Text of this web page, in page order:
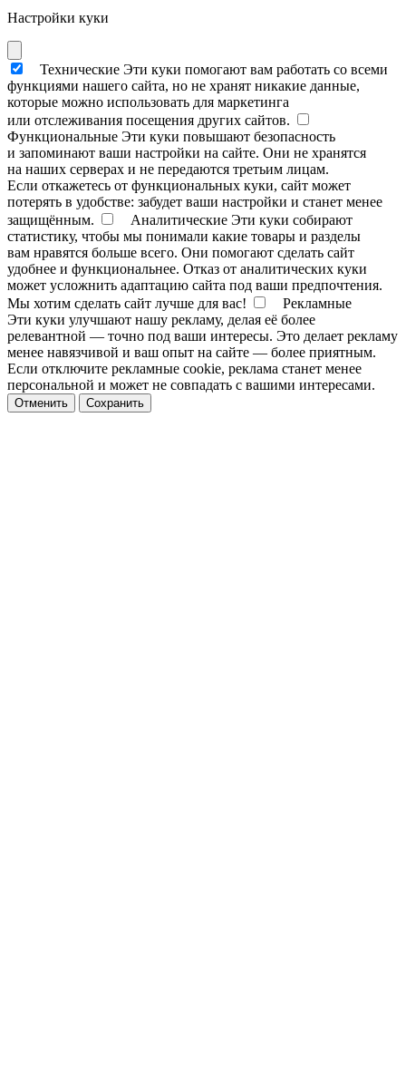
Настройки куки
Технические Эти куки помогают вам работать со всеми
функциями нашего сайта, но не хранят никакие данные,
которые можно использовать для маркетинга
или отслеживания посещения других сайтов.
Функциональные Эти куки повышают безопасность
и запоминают ваши настройки на сайте. Они не хранятся
на наших серверах и не передаются третьим лицам.
Если откажетесь от функциональных куки, сайт может
потерять в удобстве: забудет ваши настройки и станет менее
защищённым.
Аналитические Эти куки собирают
статистику, чтобы мы понимали какие товары и разделы
вам нравятся больше всего. Они помогают сделать сайт
удобнее и функциональнее. Отказ от аналитических куки
может усложнить адаптацию сайта под ваши предпочтения.
Мы хотим сделать сайт лучше для вас!
Рекламные
Эти куки улучшают нашу рекламу, делая её более
релевантной — точно под ваши интересы. Это делает рекламу
менее навязчивой и ваш опыт на сайте — более приятным.
Если отключите рекламные cookie, реклама станет менее
персональной и может не совпадать с вашими интересами.
Отменить Сохранить